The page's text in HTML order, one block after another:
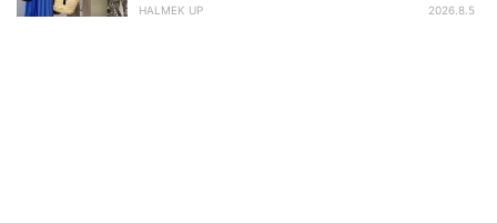
HALMEK UP 2026.8.5